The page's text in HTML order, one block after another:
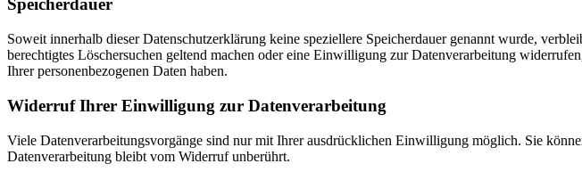
Speicherdauer
Soweit innerhalb dieser Datenschutzerklärung keine speziellere Speicherdauer genannt wurde,
berechtigtes Löschersuchen geltend machen oder eine Einwilligung zur Datenverarbeitung
Ihrer personenbezogenen Daten haben.
Widerruf Ihrer Einwilligung zur Datenverarbeitung
Viele Datenverarbeitungsvorgänge sind nur mit Ihrer ausdrücklichen Einwilligung möglich. Sie
Datenverarbeitung bleibt vom Widerruf unberührt.